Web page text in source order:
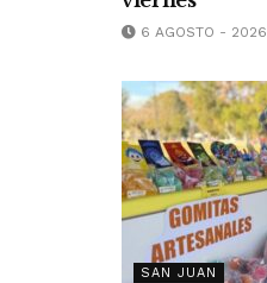
6 AGOSTO - 2026
SAN JUAN